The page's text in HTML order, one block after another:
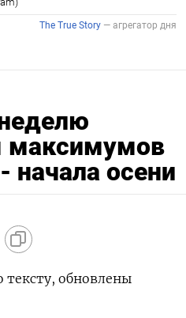
максимумов
начала осени
обновлены